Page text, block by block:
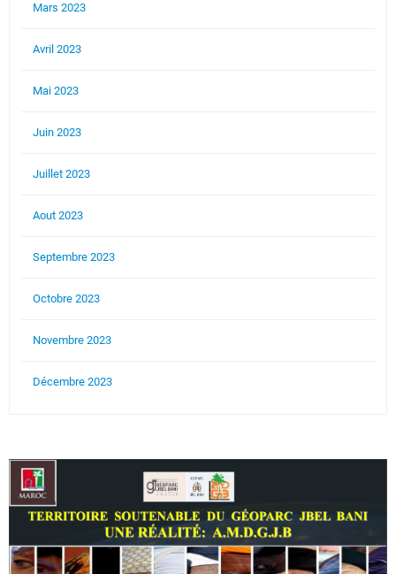
Mars 2023
Avril 2023
Mai 2023
Juin 2023
Juillet 2023
Aout 2023
Septembre 2023
Octobre 2023
Novembre 2023
Décembre 2023